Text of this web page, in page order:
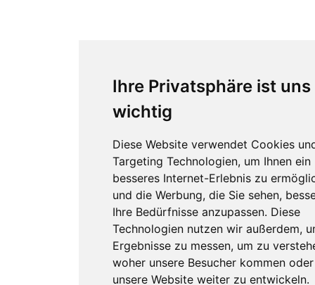
Ihre Privatsphäre ist uns
wichtig
Diese Website verwendet Cookies
Targeting Technologien, um Ihnen ein
besseres Internet-Erlebnis zu
und die Werbung, die Sie sehen,
Ihre Bedürfnisse anzupassen. Diese
Technologien nutzen wir außerdem,
Ergebnisse zu messen, um zu
woher unsere Besucher kommen
unsere Website weiter zu entwickeln.